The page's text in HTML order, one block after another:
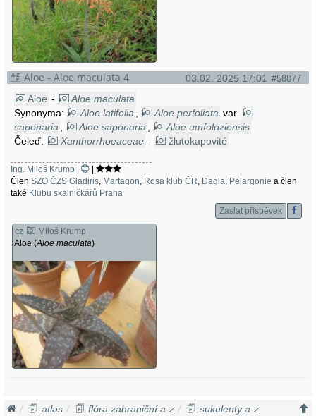
03.02. 2025 17:01 #58877
Aloe - Aloe maculata 4
Aloe -
Aloe maculata
Synonyma:
Aloe latifolia Aloe perfoliata var.
saponaria
Aloe saponaria
Aloe umfoloziensis
Čeleď:
Xanthorrhoeaceae - žlutokapovité
Ing. Miloš Krump |
|
Člen SZO ČZS Gladiris Martagon Rosa klub ČR Dagla Pelargonie a člen
také Klubu skalničkářů Praha
Zaslat příspěvek
cz
Miloš Krump
Aloe (Aloe maculata)
atlas flóra zahraniční a-z sukulenty a-z